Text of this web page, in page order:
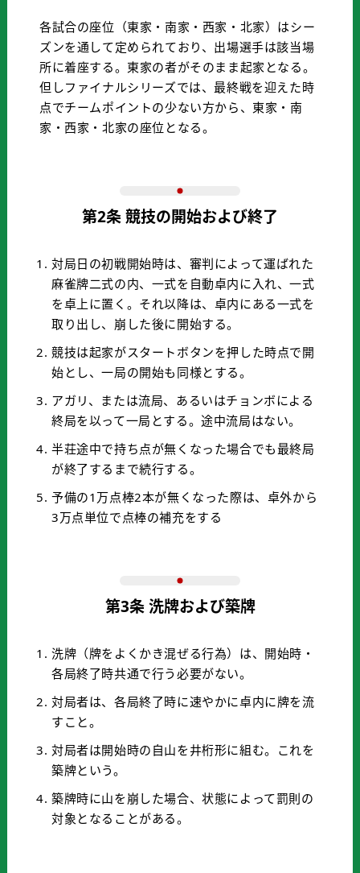
各試合の座位（東家・南家・西家・北家）はシー
ズンを通して定められており、出場選手は該当場
所に着座する。東家の者がそのまま起家となる。
但しファイナルシリーズでは、最終戦を迎えた時
点でチームポイントの少ない方から、東家・南
家・西家・北家の座位となる。
第2条 競技の開始および終了
対局日の初戦開始時は、審判によって運ばれた
麻雀牌二式の内、一式を自動卓内に入れ、一式
を卓上に置く。それ以降は、卓内にある一式を
取り出し、崩した後に開始する。
競技は起家がスタートボタンを押した時点で開
始とし、一局の開始も同様とする。
アガリ、または流局、あるいはチョンボによる
終局を以って一局とする。途中流局はない。
半荘途中で持ち点が無くなった場合でも最終局
が終了するまで続行する。
予備の1万点棒2本が無くなった際は、卓外から
3万点単位で点棒の補充をする
第3条 洗牌および築牌
洗牌（牌をよくかき混ぜる行為）は、開始時・
各局終了時共通で行う必要がない。
対局者は、各局終了時に速やかに卓内に牌を流
すこと。
対局者は開始時の自山を井桁形に組む。これを
築牌という。
築牌時に山を崩した場合、状態によって罰則の
対象となることがある。